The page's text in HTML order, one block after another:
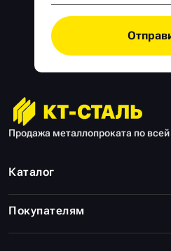
Продажа металлопроката по
Каталог
Покупателям